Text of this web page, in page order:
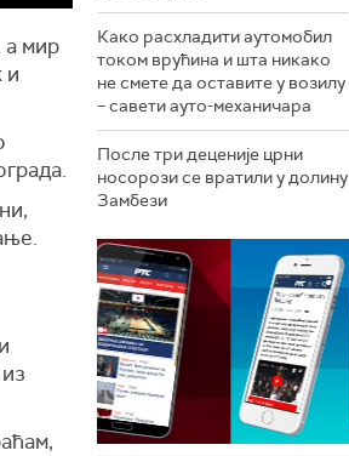
а мир
и
Како расхладити аутомобил
током врућина и шта никако
не смете да оставите у возилу
– савети ауто-механичара
После три деценије црни
носорози се вратили у долину
Замбези